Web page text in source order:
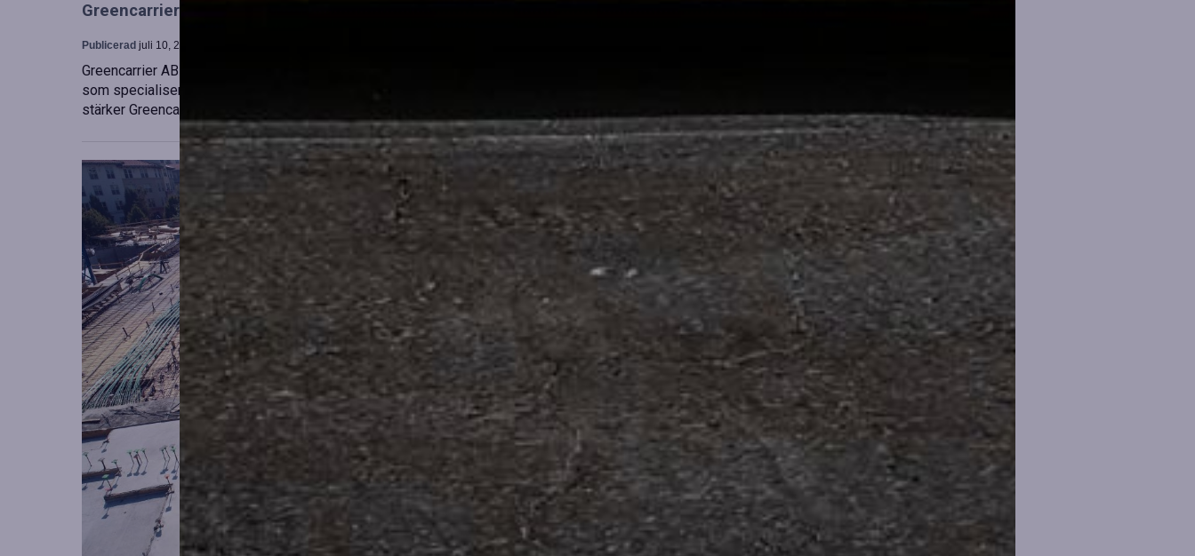
Greencarrier utökar sin verksamhet genom förvärv av Containerhandel CARU
Publicerad juli 10, 2026
Greencarrier AB har förvärvat en majoritetsandel i Containerhandel CARU AB, ett svenskt företag
som specialiserar sig på försäljning, uthyrning och skräddarsydda containerlösningar. Detta förvärv
stärker Greencarriers ställning inom containersektorn och…